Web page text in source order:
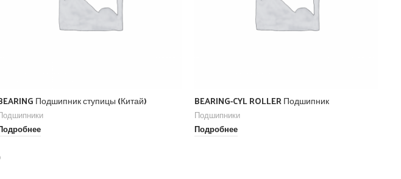
Подшипник ступицы (Китай) BEARING-CYL ROLLER Подшипник
Подшипники
Подробнее